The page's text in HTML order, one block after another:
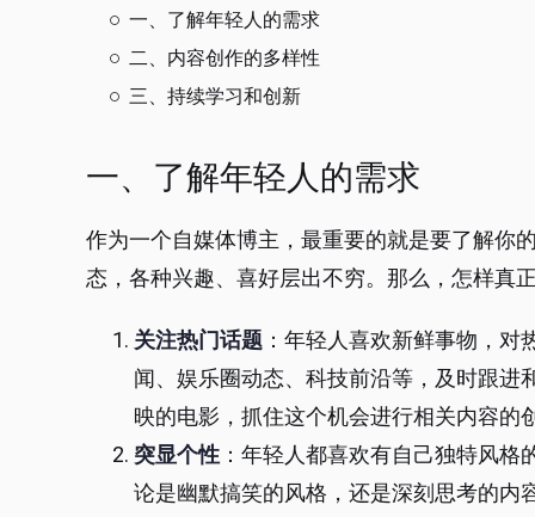
一、了解年轻人的需求
二、内容创作的多样性
三、持续学习和创新
一、了解年轻人的需求
作为一个自媒体博主，最重要的就是要了解你
态，各种兴趣、喜好层出不穷。那么，怎样真
关注热门话题 ：年轻人喜欢新鲜事物，
闻、娱乐圈动态、科技前沿等，及时跟进
映的电影，抓住这个机会进行相关内容的
突显个性 ：年轻人都喜欢有自己独特风
论是幽默搞笑的风格，还是深刻思考的内